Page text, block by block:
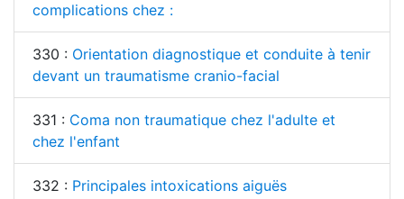
complications chez :
330 : Orientation diagnostique et conduite à tenir
devant un traumatisme cranio-facial
331 : Coma non traumatique chez l'adulte et
chez l'enfant
332 : Principales intoxications aiguës